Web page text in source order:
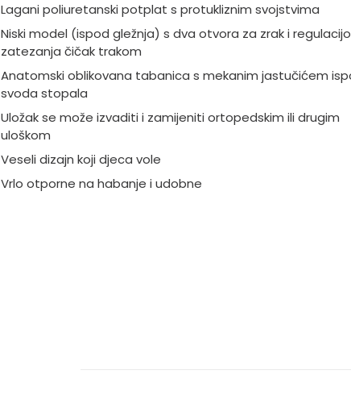
Lagani poliuretanski potplat s protukliznim svojstvima
Niski model (ispod gležnja) s dva otvora za zrak i
zatezanja čičak trakom
Anatomski oblikovana tabanica s mekanim jastučićem
svoda stopala
Uložak se može izvaditi i zamijeniti ortopedskim ili drugim
uloškom
Veseli dizajn koji djeca vole
Vrlo otporne na habanje i udobne